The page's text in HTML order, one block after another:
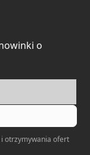
o
i otrzymywania ofert